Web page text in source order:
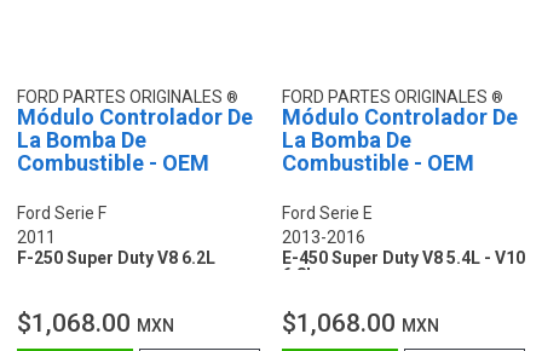
FORD PARTES ORIGINALES
Módulo Controlador De
La Bomba De
Combustible - OEM
Ford Serie F
2011
F-250 Super Duty V8 6.2L
$1,068.00 MXN
FORD PARTES ORIGINALES
Módulo Controlador De
La Bomba De
Combustible - OEM
Ford Serie E
2013-2016
E-450 Super Duty V8 5.4L - V10
6.8L
$1,068.00 MXN